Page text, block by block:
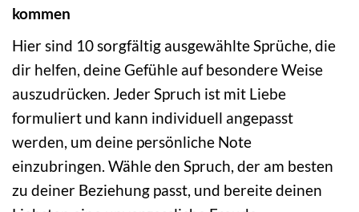
kommen
Hier sind 10 sorgfältig ausgewählte Sprüche, die
dir helfen, deine Gefühle auf besondere Weise
auszudrücken. Jeder Spruch ist mit Liebe
formuliert und kann individuell angepasst
werden, um deine persönliche Note
einzubringen. Wähle den Spruch, der am besten
zu deiner Beziehung passt, und bereite deinen